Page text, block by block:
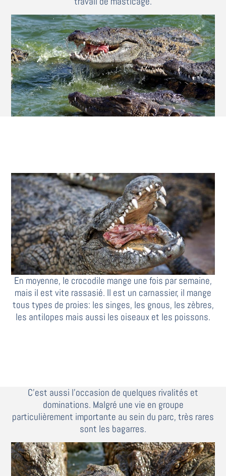
En moyenne, le crocodile mange une fois par semaine,
mais il est vite rassasié. Il est un carnassier, il mange
tous types de proies: les singes, les gnous, les zèbres,
les antilopes mais aussi les oiseaux et les poissons.
C’est aussi l’occasion de quelques rivalités et
dominations. Malgré une vie en groupe
particulièrement importante au sein du parc, très rares
sont les bagarres.